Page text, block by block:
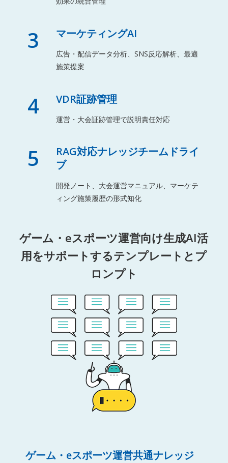
3 マーケティングAI
広告・配信データ分析、SNS反応解析、最適
施策提案
4 VDR証跡管理
運営・大会証跡管理で説明責任対応
5
RAG対応ナレッジチームドライ
ブ
開発ノート、大会運営マニュアル、マーケテ
ィング施策履歴の形式知化
ゲーム・eスポーツ運営向け生成AI活
用をサポートするテンプレートとプ
ロンプト
ゲーム・eスポーツ運営共通ナレッジ